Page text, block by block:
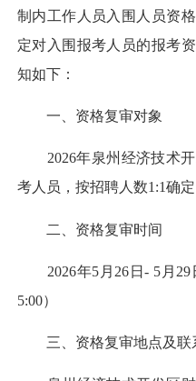
制内工作人员入围人员资
定对入围报考人员的报考
知如下：
一、资格复审对象
2026年泉州经济技术开
考人员，按招聘人数1:1确定
二、资格复审时间
2026年5月26日- 5月29
5:00）
三、资格复审地点及联